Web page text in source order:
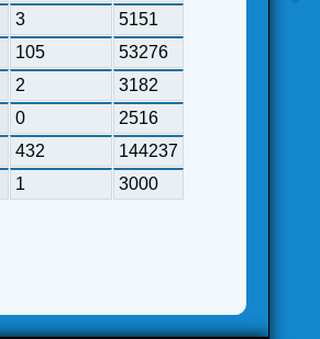
3
5151
105
53276
2
3182
0
2516
432
144237
1
3000